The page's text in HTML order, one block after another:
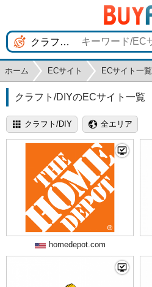
ホーム ECサイト ECサイト一覧
クラフト/DIYのECサイト一覧
homedepot.com